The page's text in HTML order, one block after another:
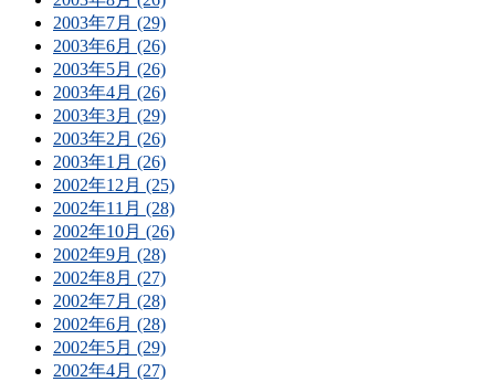
2003年7月 (29)
2003年6月 (26)
2003年5月 (26)
2003年4月 (26)
2003年3月 (29)
2003年2月 (26)
2003年1月 (26)
2002年12月 (25)
2002年11月 (28)
2002年10月 (26)
2002年9月 (28)
2002年8月 (27)
2002年7月 (28)
2002年6月 (28)
2002年5月 (29)
2002年4月 (27)